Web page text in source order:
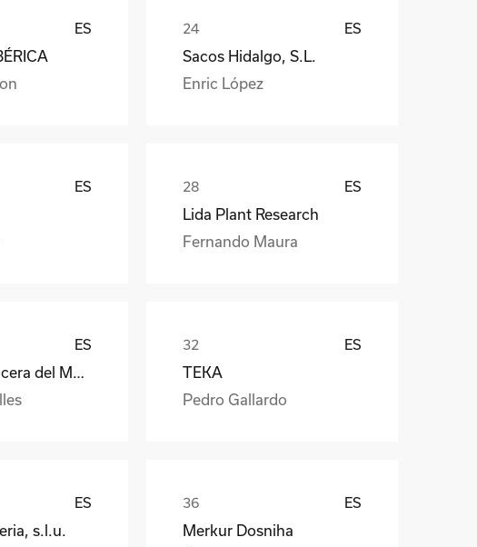
ES ES
Sacos Hidalgo, S.L.
Enric López
ES ES
Lida Plant Research
Fernando Maura
ES ES
TEKA
Pedro Gallardo
ES
s.l.u.
ES
Merkur Dosniha